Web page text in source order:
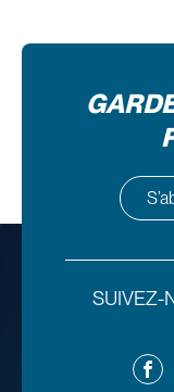
SUIVEZ-